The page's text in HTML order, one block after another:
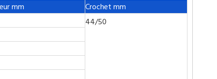
mm
Crochet mm
44/50